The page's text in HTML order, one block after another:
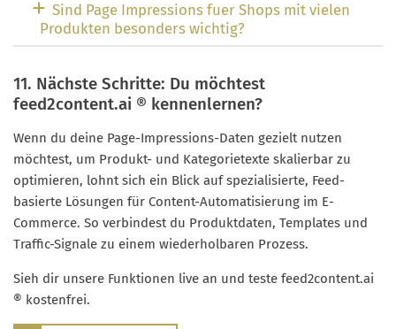
Sind Page Impressions fuer Shops mit vielen
Produkten besonders wichtig?
11. Nächste Schritte: Du möchtest
feed2content.ai ® kennenlernen?
Wenn du deine Page-Impressions-Daten gezielt nutzen
möchtest, um Produkt- und Kategorietexte skalierbar zu
optimieren, lohnt sich ein Blick auf spezialisierte, Feed-
basierte Lösungen für Content-Automatisierung im E-
Commerce. So verbindest du Produktdaten, Templates und
Traffic-Signale zu einem wiederholbaren Prozess.
Sieh dir unsere Funktionen live an und teste feed2content.ai
® kostenfrei.